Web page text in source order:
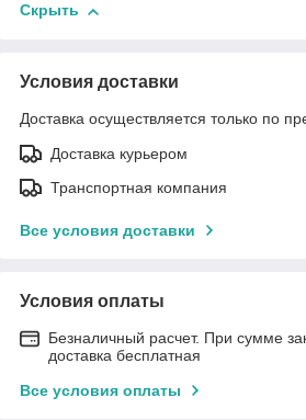
Скрыть
Условия доставки
Доставка осуществляется только по
Доставка курьером
Транспортная компания
Все условия доставки
Условия оплаты
Безналичный расчет. При сумме
доставка бесплатная
Все условия оплаты